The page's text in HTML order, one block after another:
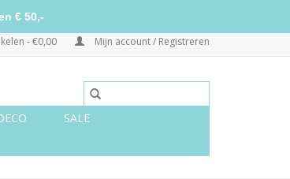
- €0,00 Mijn account / Registreren
SALE
€ 50,-